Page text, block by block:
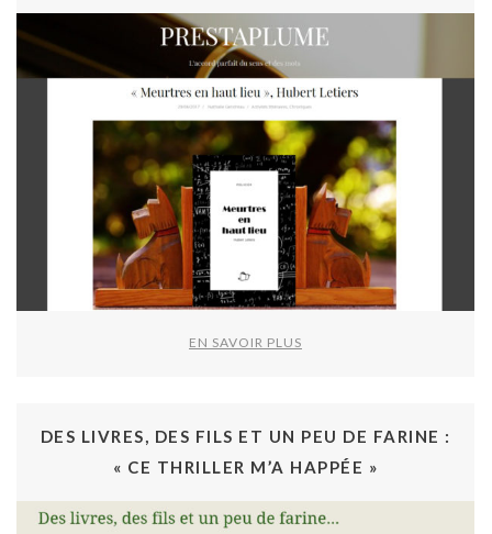
EN SAVOIR PLUS
DES LIVRES, DES FILS ET UN PEU DE FARINE :
« CE THRILLER M’A HAPPÉE »